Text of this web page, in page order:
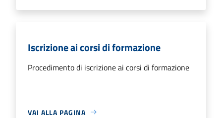
Iscrizione ai corsi di formazione
Procedimento di iscrizione ai corsi di formazione
VAI ALLA PAGINA